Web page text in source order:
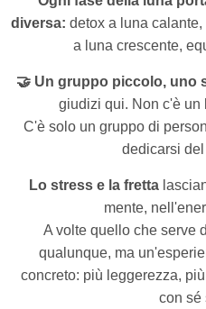
diversa: detox a luna
a luna crescente,
🤝 Un gruppo piccolo, uno
giudizi qui. Non c'è un
C'è solo un gruppo di
dedicarsi
Lo stress e la fretta
mente,
A volte quello che serve
qualunque, ma
concreto: più leggerezza,
con sé